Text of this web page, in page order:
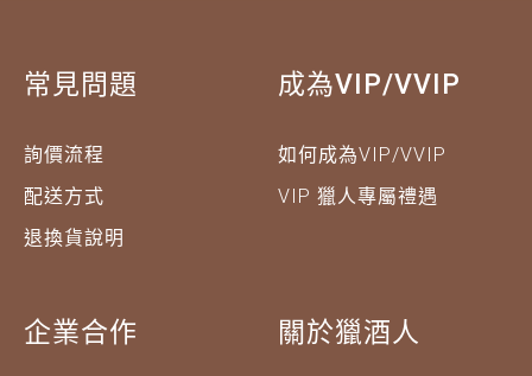
常見問題
詢價流程
配送方式
退換貨說明
成為VIP/VVIP
如何成為VIP/VVIP
VIP 獵人專屬禮遇
企業合作 關於獵酒人